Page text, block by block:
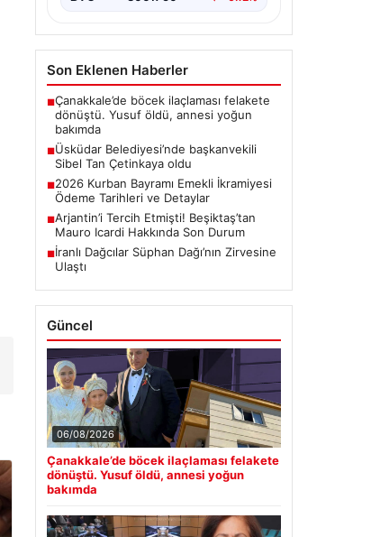
Son Eklenen Haberler
■Çanakkale’de böcek ilaçlaması felakete
dönüştü. Yusuf öldü, annesi yoğun
bakımda
■Üsküdar Belediyesi’nde başkanvekili
Sibel Tan Çetinkaya oldu
■2026 Kurban Bayramı Emekli İkramiyesi
Ödeme Tarihleri ve Detaylar
■Arjantin’i Tercih Etmişti! Beşiktaş’tan
Mauro Icardi Hakkında Son Durum
■İranlı Dağcılar Süphan Dağı’nın Zirvesine
Ulaştı
Güncel
06/08/2026
Çanakkale’de böcek ilaçlaması felakete
dönüştü. Yusuf öldü, annesi yoğun
bakımda